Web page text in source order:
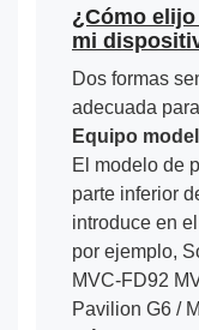
¿Cómo
mi
Dos formas
adecuada
Equipo
El modelo de
parte inferior
introduce en
por ejemplo,
MVC-FD92
Pavilion G6 /